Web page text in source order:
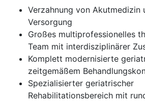
Verzahnung von Akutmedizin
Versorgung
Großes multiprofessionelles
Team mit interdisziplinärer
Komplett modernisierte
zeitgemäßem
Spezialisierter geriatrischer
Rehabilitationsbereich mit